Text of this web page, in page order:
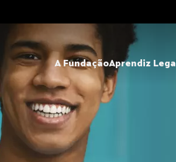
A FundaçãoAprendiz Legal